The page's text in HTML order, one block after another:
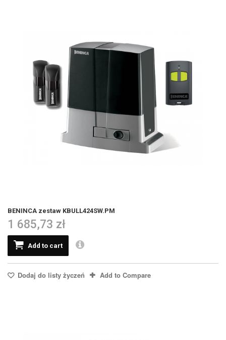
BENINCA zestaw KBULL424SW.PM
1 685,73 zł
Add to cart
Dodaj do listy życzeń Add to Compare